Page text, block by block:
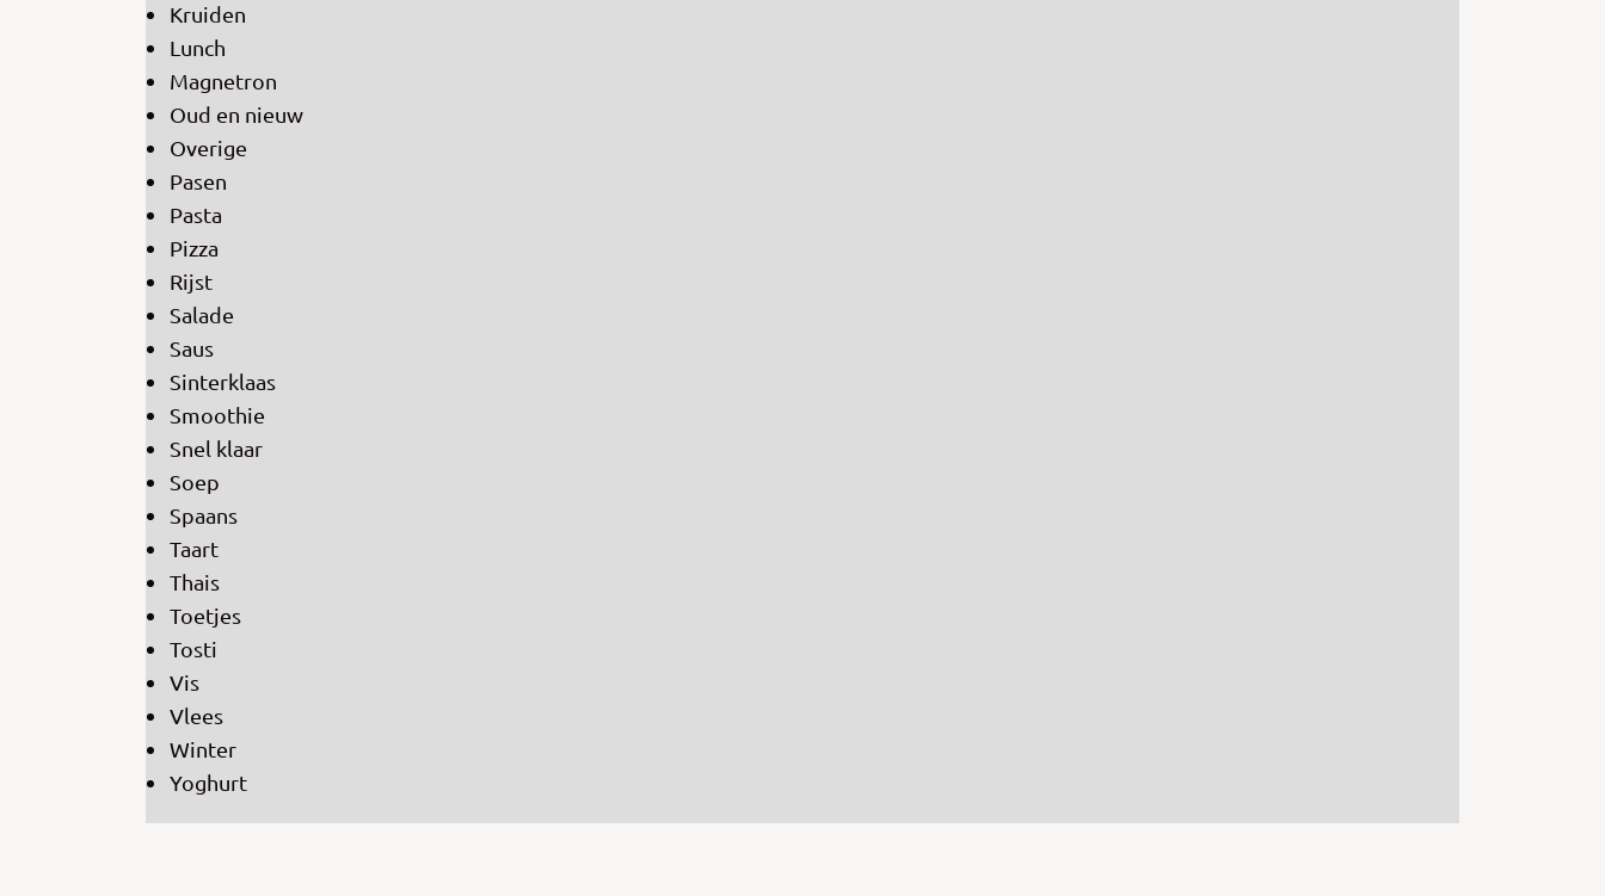
Kruiden
Lunch
Magnetron
Oud en nieuw
Overige
Pasen
Pasta
Pizza
Rijst
Salade
Saus
Sinterklaas
Smoothie
Snel klaar
Soep
Spaans
Taart
Thais
Toetjes
Tosti
Vis
Vlees
Winter
Yoghurt